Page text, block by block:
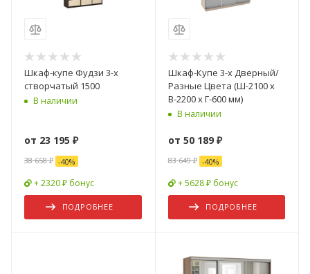
Шкаф-купе Фудзи 3-х
створчатый 1500
В наличии
от 23 195 ₽
38 658 ₽ -40%
+ 2320 ₽ бонус
ПОДРОБНЕЕ
Шкаф-Купе 3-х Дверный/
Разные Цвета (Ш-2100 х
В-2200 х Г-600 мм)
В наличии
от 50 189 ₽
83 649 ₽ -40%
+ 5628 ₽ бонус
ПОДРОБНЕЕ